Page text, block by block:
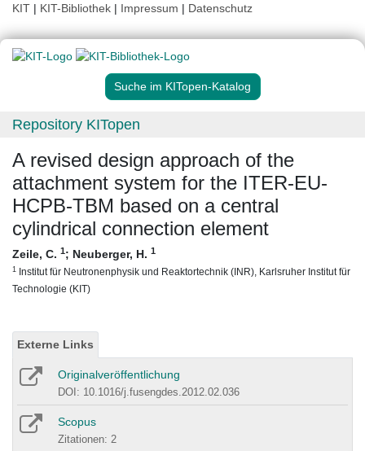
KIT | KIT-Bibliothek | Impressum | Datenschutz
Suche im KITopen-Katalog
Repository KITopen
A revised design approach of the
attachment system for the ITER-EU-
HCPB-TBM based on a central
cylindrical connection element
Zeile, C. 1; Neuberger, H. 1
1 Institut für Neutronenphysik und Reaktortechnik (INR), Karlsruher Institut für
Technologie (KIT)
Externe Links
Originalveröffentlichung
DOI: 10.1016/j.fusengdes.2012.02.036
Scopus
Zitationen: 2